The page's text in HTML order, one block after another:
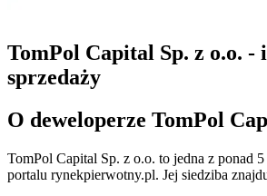
TomPol Capital Sp. z o.o. -
sprzedaży
O deweloperze TomPol
TomPol Capital Sp. z o.o. to jedna z ponad
portalu rynekpierwotny.pl. Jej siedziba